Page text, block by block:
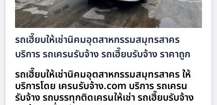
รถเฮี๊ยบให้เช่านิคมอุตสาหกรรมสมุทรสาคร
บริการ รถเครนรับจ้าง รถเฮี๊ยบรับจ้าง ราคาถูก
รถเฮี๊ยบให้เช่านิคมอุตสาหกรรมสมุทรสาคร ให้
บริการโดย เครนรับจ้าง.com บริการ รถเครน
รับจ้าง รถบรรทุกติดเครนให้เช่า รถเฮี๊ยบรับจ้าง